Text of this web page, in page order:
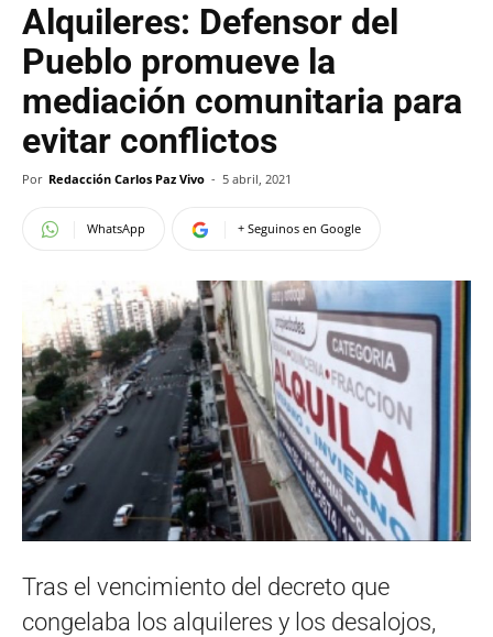
Alquileres: Defensor del
Pueblo promueve la
mediación comunitaria para
evitar conflictos
Por Redacción Carlos Paz Vivo - 5 abril, 2021
WhatsApp + Seguinos en Google
Tras el vencimiento del decreto que
congelaba los alquileres y los desalojos,